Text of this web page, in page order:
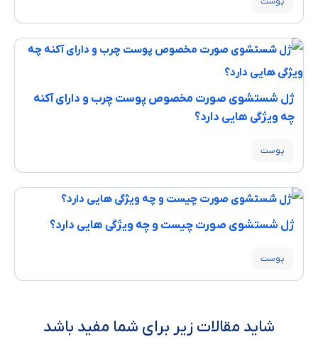
ژل شستشوی صورت مخصوص پوست چرب و دارای آکنه
چه ویژگی هایی دارد؟
پوست
ژل شستشوی صورت چیست و چه ویژگی هایی دارد؟
پوست
شاید مقالات زیر برای شما مفید باشد